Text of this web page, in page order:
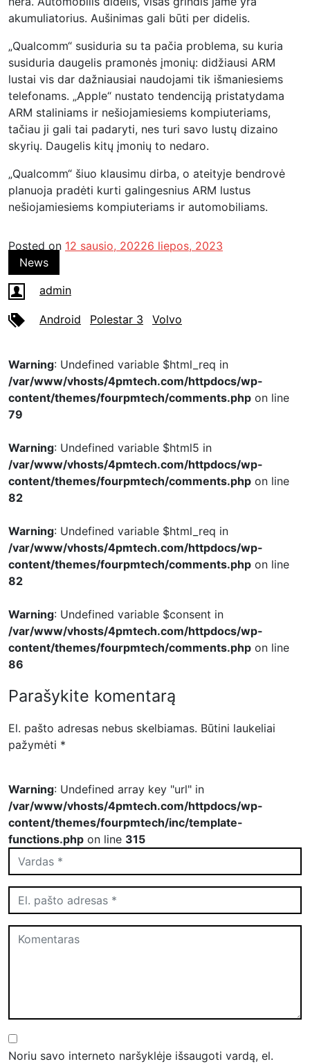
akumuliatorius. Aušinimas gali būti per didelis.
„Qualcomm“ susiduria su ta pačia problema, su kuria
susiduria daugelis pramonės įmonių: didžiausi ARM
lustai vis dar dažniausiai naudojami tik išmaniesiems
telefonams. „Apple“ nustato tendenciją pristatydama
ARM staliniams ir nešiojamiesiems kompiuteriams,
tačiau ji gali tai padaryti, nes turi savo lustų dizaino
skyrių. Daugelis kitų įmonių to nedaro.
„Qualcomm“ šiuo klausimu dirba, o ateityje bendrovė
planuoja pradėti kurti galingesnius ARM lustus
nešiojamiesiems kompiuteriams ir automobiliams.
Posted on 12 sausio, 20226 liepos, 2023
News
admin
Android Polestar 3 Volvo
Warning: Undefined variable $html_req in
/var/www/vhosts/4pmtech.com/httpdocs/wp-
content/themes/fourpmtech/comments.php on line
79
Warning: Undefined variable $html5 in
/var/www/vhosts/4pmtech.com/httpdocs/wp-
content/themes/fourpmtech/comments.php on line
82
Warning: Undefined variable $html_req in
/var/www/vhosts/4pmtech.com/httpdocs/wp-
content/themes/fourpmtech/comments.php on line
82
Warning: Undefined variable $consent in
/var/www/vhosts/4pmtech.com/httpdocs/wp-
content/themes/fourpmtech/comments.php on line
86
Parašykite komentarą
El. pašto adresas nebus skelbiamas. Būtini laukeliai
pažymėti *
Warning: Undefined array key "url" in
/var/www/vhosts/4pmtech.com/httpdocs/wp-
content/themes/fourpmtech/inc/template-
functions.php on line 315
Noriu savo interneto naršyklėje išsaugoti vardą, el.